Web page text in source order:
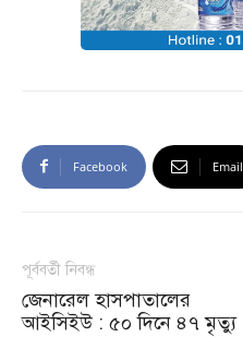
Facebook Email
পূর্ববর্তী নিবন্ধ
জেনারেল হাসপাতালের
আইসিইউ : ৫০ দিনে ৪৭ মৃত্যু